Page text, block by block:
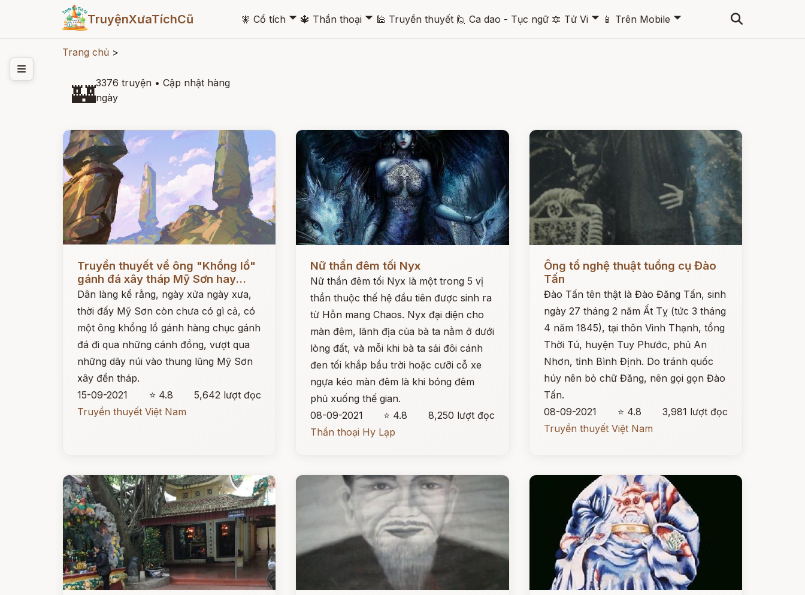
TruyệnXưaTíchCũ 🧚 Cổ tích 🞃 🔱 Thần thoại 🞃 🕌 Truyền thuyết 🙋 Ca dao - Tục ngữ 🔯 Tử Vi 🞃 📱 Trên Mobile 🞃
Trang chủ >
🏰3376 truyện • Cập nhật hàng
ngày
Đọc ngay
Truyền thuyết về ông "Khổng lồ"
gánh đá xây tháp Mỹ Sơn hay...
Dân làng kể rằng, ngày xửa ngày xưa,
thời đấy Mỹ Sơn còn chưa có gì cả, có
một ông khổng lồ gánh hàng chục gánh
đá đi qua những cánh đồng, vượt qua
những dãy núi vào thung lũng Mỹ Sơn
xây đền tháp.
15-09-2021
⭐ 4.8
5,642 lượt đọc
Truyền thuyết Việt Nam
Nữ thần đêm tối Nyx
Nữ thần đêm tối Nyx là một trong 5 vị
thần thuộc thế hệ đầu tiên được sinh ra
từ Hỗn mang Chaos. Nyx đại diện cho
màn đêm, lãnh địa của bà ta nằm ở dưới
lòng đất, và mỗi khi bà ta sải đôi cánh
đen tối khắp bầu trời hoặc cưỡi cỗ xe
ngựa kéo màn đêm là khi bóng đêm
phủ xuống thế gian.
08-09-2021
⭐ 4.8
8,250 lượt đọc
Thần thoại Hy Lạp
Đọc ngay
Ông tổ nghệ thuật tuồng cụ Đào
Tấn
Đào Tấn tên thật là Đào Đăng Tấn, sinh
ngày 27 tháng 2 năm Ất Tỵ (tức 3 tháng
4 năm 1845), tại thôn Vinh Thạnh, tổng
Thời Tú, huyện Tuy Phước, phủ An
Nhơn, tỉnh Bình Định. Do tránh quốc
húy nên bỏ chữ Đăng, nên gọi gọn Đào
Tấn.
08-09-2021
⭐ 4.8
3,981 lượt đọc
Truyền thuyết Việt Nam